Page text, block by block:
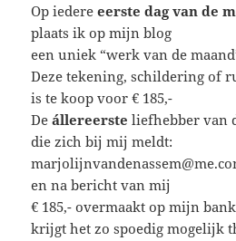
Op iedereeerste dag van de
plaats ik op mijn blog
een uniek “werk van de
Deze tekening, schildering of
is te koop voor € 185,-
Deállereerste liefhebber van
die zich bij mij meldt:
en na bericht van mij
€ 185,- overmaakt op mijn
krijgt het zo spoedig mogelijk